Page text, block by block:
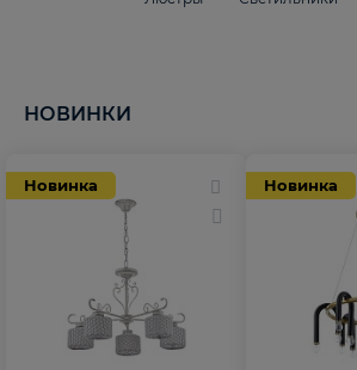
НОВИНКИ
Новинка Новинка